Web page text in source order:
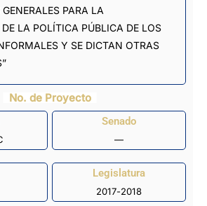
PARA LA
LA POLÍTICA PÚBLICA DE LOS
Y SE DICTAN OTRAS
No. de Proyecto
Senado
—
Legislatura
2017-2018